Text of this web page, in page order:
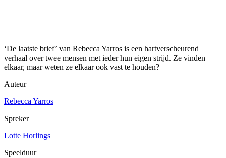
‘De laatste brief’ van Rebecca Yarros is een hartverscheurend
verhaal over twee mensen met ieder hun eigen strijd. Ze vinden
elkaar, maar weten ze elkaar ook vast te houden?
Auteur
Rebecca Yarros
Spreker
Lotte Horlings
Speelduur